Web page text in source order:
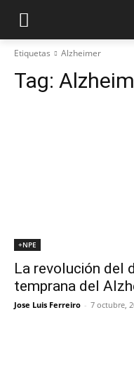
Etiquetas Alzheimer
Tag:
+NPE
La revolución del
temprana del
Jose Luis Ferreiro - 7 octubre,